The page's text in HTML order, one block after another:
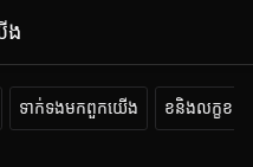
ង
ទាក់ទងមកពួកយើង ខនិងលក្ខខណ្